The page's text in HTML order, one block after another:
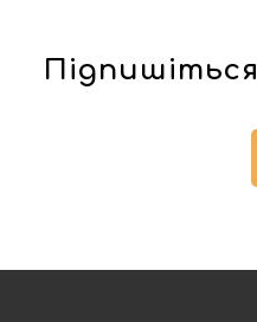
Температура вночі 10 –
20 – 22° тепла.
сама вирушила до бабусі
з